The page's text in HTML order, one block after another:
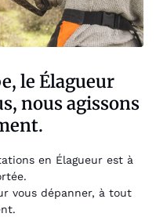
le Élagueur
nous agissons
en Élagueur est à
vous dépanner, à tout